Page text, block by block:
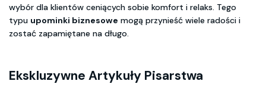
wybór dla klientów ceniących sobie komfort i relaks. Tego
typu upominki biznesowe mogą przynieść wiele radości i
zostać zapamiętane na długo.
Ekskluzywne Artykuły Pisarstwa